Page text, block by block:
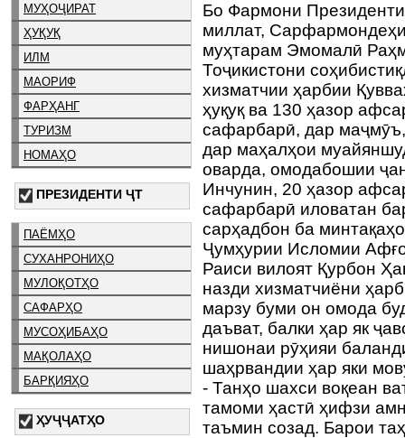
МУҲОҶИРАТ
ҲУҚУҚ
ИЛМ
МАОРИФ
ФАРҲАНГ
ТУРИЗМ
НОМАҲО
ПРЕЗИДЕНТИ ҶТ
ПАЁМҲО
СУХАНРОНИҲО
МУЛОҚОТҲО
САФАРҲО
МУСОҲИБАҲО
МАҚОЛАҲО
БАРҚИЯҲО
ҲУҶҶАТҲО
Бо Фармони
миллат,
муҳтарам Эмомалӣ
Тоҷикистони
хизматчии ҳарбии
ҳуқуқ ва 130 ҳазор
сафарбарӣ, дар
дар маҳалҳои
оварда, омодабошии
Инчунин, 20 ҳазор
сафарбарӣ иловатан
сарҳадбон ба
Ҷумҳурии Исломии
Раиси вилоят Қурбон
назди хизматчиёни
марзу буми он омода
даъват, балки ҳар як
нишонаи рӯҳияи
шаҳрвандии ҳар яки
- Танҳо шахси воқеан
тамоми ҳастӣ ҳифзи
таъмин созад. Барои